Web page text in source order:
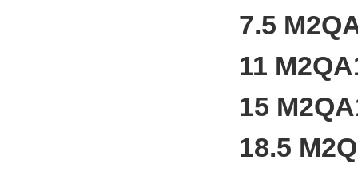
7.5
11
15
18.5